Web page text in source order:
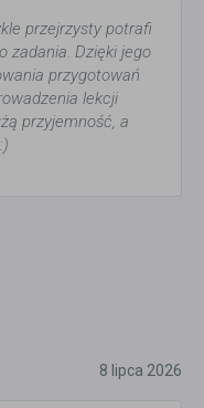
przejrzysty potrafi
zadania. Dzięki jego
przygotowań
lekcji
przyjemność, a
8 lipca 2026